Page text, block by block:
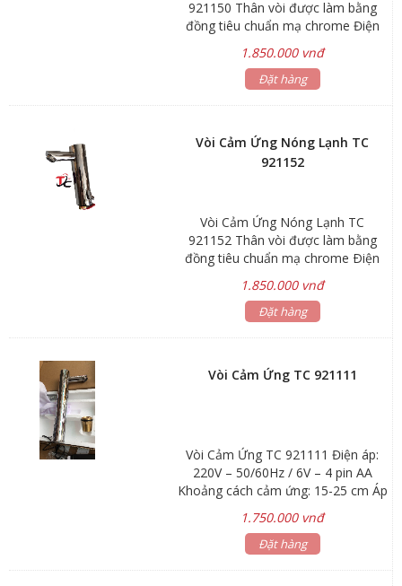
921150 Thân vòi được làm bằng
đồng tiêu chuẩn mạ chrome Điện
ứng : 15 – 25cm Áp lực nước : 0.05
~ 0.6MPa Chiều cao : 17cm
1.850.000 vnđ
Đặt hàng
Vòi Cảm Ứng Nóng Lạnh TC
921152
Vòi Cảm Ứng Nóng Lạnh TC
921152 Thân vòi được làm bằng
đồng tiêu chuẩn mạ chrome Ðiện
cảm ứng : 15 – 25cm . Áp lực nước
:0.05~0.6MPa Chiều cao : 24cm
1.850.000 vnđ
Đặt hàng
Vòi Cảm Ứng TC 921111
Vòi Cảm Ứng TC 921111 Điện áp:
220V – 50/60Hz / 6V – 4 pin AA
Khoảng cách cảm ứng: 15-25 cm Áp
32 cm Chất liệu : đồng mạ chrome
Sử dụng: pin và điện
1.750.000 vnđ
Đặt hàng